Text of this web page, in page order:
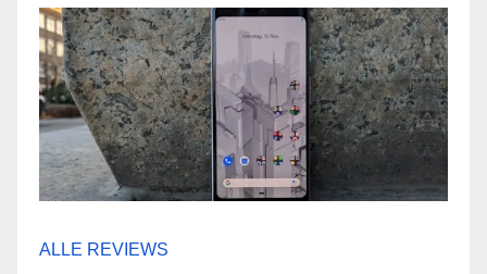
ALLE REVIEWS